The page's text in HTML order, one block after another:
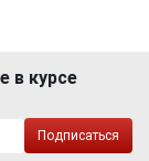
в курсе
Подписаться